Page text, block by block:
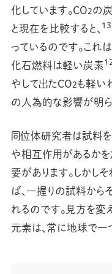
化しています。CO2の
と現在を比較すると、 13
っているのです。これ
化石燃料は軽い炭素
やして出たCO2も軽い
の人為的な影響が明ら
同位体研究者は試料
や相互作用があるかを
要があります。しかし
ば、一握りの試料か
れるのです。見方を変
元素は、常に地球で一